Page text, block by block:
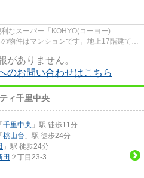
なスーパー「KOHYO(コーヨー)
物件はマンションです。地上17階建ての
がありません。
のお問い合わせはこちら
ィ千里中央
「 千里中央 」駅 徒歩11分
「 桃山台 」駅 徒歩24分
」駅 徒歩24分
田 ２丁目23-3